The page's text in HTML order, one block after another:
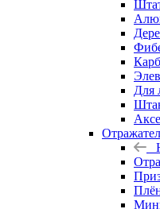
Для